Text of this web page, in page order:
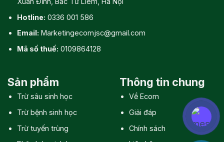
Hotline: 0336 001 586
Email: Marketingecomjsc@gmail.com
Mã số thuế: 0109864128
Sản phẩm
Trừ sâu sinh học
Trừ bệnh sinh học
Trừ tuyến trùng
Thông tin chung
Về Ecom
Giải đáp
Chính sách